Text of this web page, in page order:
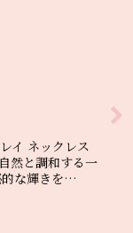
ネックレス
然と調和する一
的な輝きを…